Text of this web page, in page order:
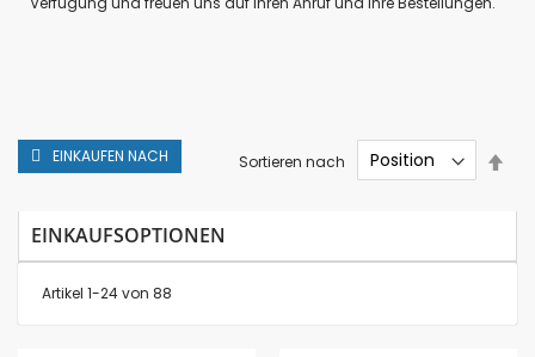
Artikel 1-24von 88
Sortieren nach
EINKAUFEN NACH
EINKAUFSOPTIONEN